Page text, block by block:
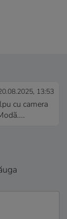
13:53
cu camera